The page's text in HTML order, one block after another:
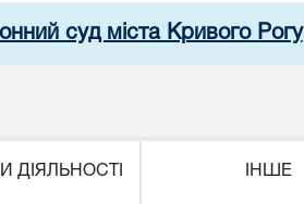
суд міста Кривого Рогу
ДІЯЛЬНОСТІ ІНШЕ